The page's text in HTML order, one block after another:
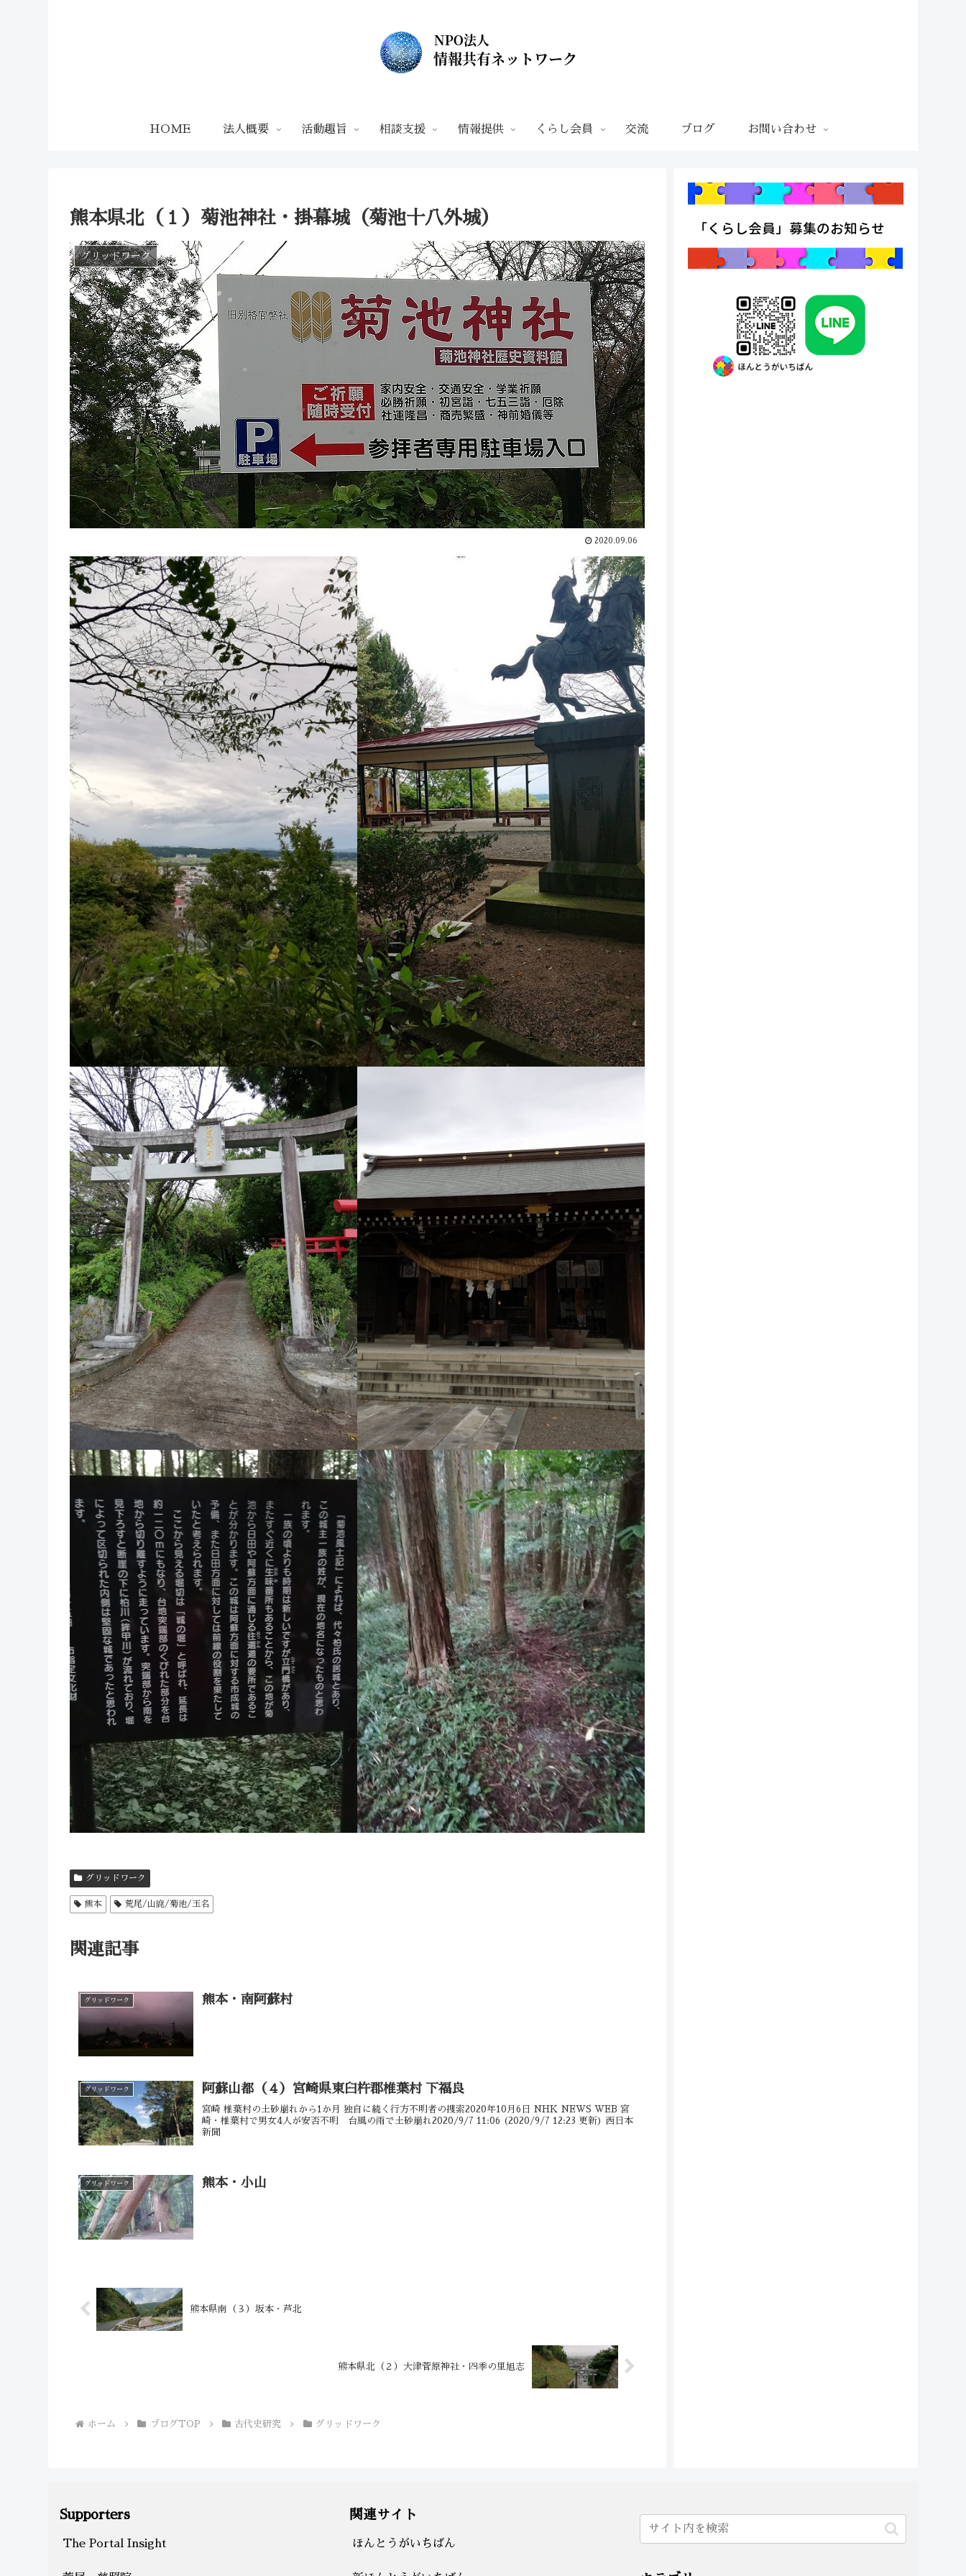
HOME 法人概要 活動趣旨 相談支援 情報提供 くらし会員 交流 ブログ お問い合わせ
熊本県北（１）菊池神社・掛幕城（菊池十八外城）
グリッドワーク
2020.09.06
グリッドワーク
熊本 荒尾/山鹿/菊池/玉名
関連記事
グリッドワーク 熊本・南阿蘇村
グリッドワーク 阿蘇山都（４）宮崎県東臼杵郡椎葉村 下福良
宮崎 椎葉村の土砂崩れから1か月 独自に続く行方不明者の捜索2020年10月6日 NHK NEWS WEB 宮
崎・椎葉村で男女4人が安否不明 台風の雨で土砂崩れ2020/9/7 11:06 (2020/9/7 12:23 更新) 西日本
新聞
グリッドワーク 熊本・小山
熊本県南（３）坂本・芦北
熊本県北（２）大津菅原神社・四季の里旭志
ホーム ブログTOP 古代史研究 グリッドワーク
Supporters
The Portal Insight
関連サイト
ほんとうがいちばん